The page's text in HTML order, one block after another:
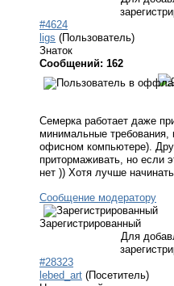
#4624
ligs (Пользователь)
Знаток
Сообщений: 162
Семерка работает даже
минимальные требования,
офисном компьютере).
притормаживать, но если
нет )) Хотя лучше
Сообщение модератору
Зарегистрированный
Для
#28323
lebed_art (Посетитель)